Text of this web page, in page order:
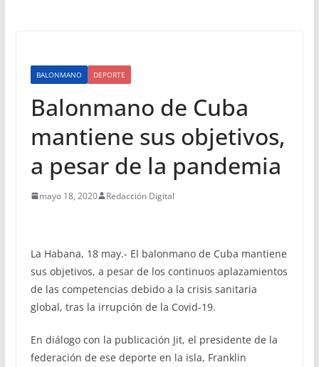
BALONMANO DEPORTE
Balonmano de Cuba
mantiene sus objetivos,
a pesar de la pandemia
mayo 18, 2020 Redacción Digital
La Habana, 18 may.- El balonmano de Cuba mantiene
sus objetivos, a pesar de los continuos aplazamientos
de las competencias debido a la crisis sanitaria
global, tras la irrupción de la Covid-19.
En diálogo con la publicación Jit, el presidente de la
federación de ese deporte en la isla, Franklin